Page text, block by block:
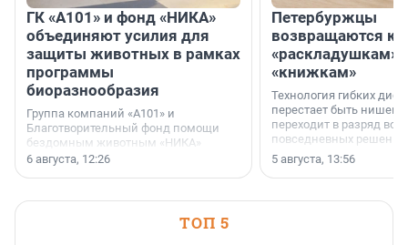
ГК «А101» и фонд «НИКА»
объединяют усилия для
защиты животных в рамках
программы
биоразнообразия
Группа компаний «А101» и
Благотворительный фонд помощи
бездомным животным «НИКА»
заключили соглашение о
6 августа, 12:26
Петербуржцы
возвращаются к
«раскладушкам»
«книжкам»
Технология гибких
перестает быть
переходит в разряд
повседневных
5 августа, 13:56
ТОП 5